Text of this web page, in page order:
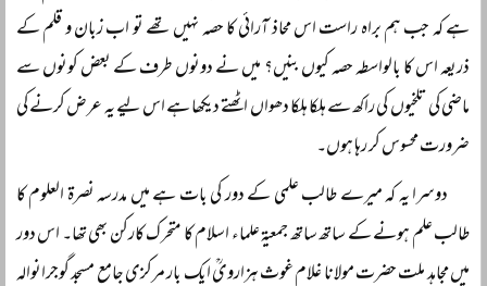
ہے کہ جب ہم براہ راست اس محاذ آرائی کا حصہ نہیں تھے تو اب زبان و قلم کے
ذریعہ اس کا بالواسطہ حصہ کیوں بنیں؟ میں نے دونوں طرف کے بعض کونوں سے
ماضی کی تلخیوں کی راکھ سے ہلکا ہلکا دھواں اٹھتے دیکھا ہے اس لیے یہ عرض کرنے کی
ضرورت محسوس کر رہا ہوں۔
دوسرا یہ کہ میرے طالب علمی کے دور کی بات ہے میں مدرسہ نصرۃ العلوم کا
طالب علم ہونے کے ساتھ ساتھ جمعیۃ علماء اسلام کا متحرک کارکن بھی تھا۔ اس دور
میں مجاہد ملت حضرت مولانا غلام غوث ہزارویؒ ایک بار مرکزی جامع مسجد گوجرانوالہ